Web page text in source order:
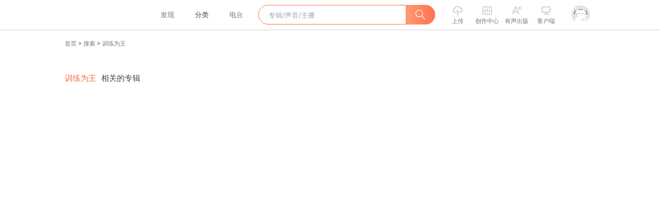
发现 分类 电台
上传 创作中心 有声出版 客户端
首页 > 搜索 > 训练为王
训练为王 相关的专辑